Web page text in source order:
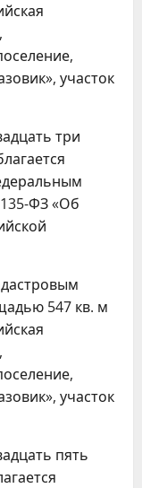
участок
три
ФЗ «Об
547 кв. м
участок
пять